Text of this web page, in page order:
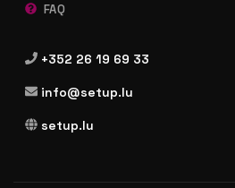
FAQ
+352 26 19 69 33
info@setup.lu
setup.lu